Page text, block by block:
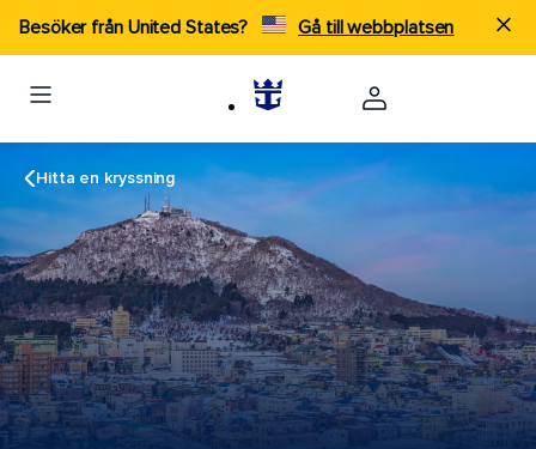
Besöker från United States? Gå till webbplatsen
Hitta en kryssning